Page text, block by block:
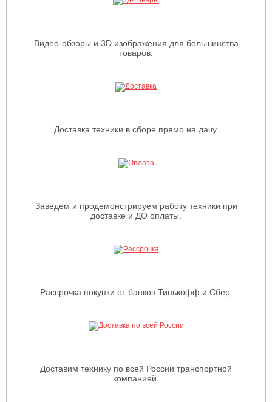
Видео-обзоры и 3D изображения для большинства
товаров.
Доставка техники в сборе прямо на дачу.
Заведем и продемонстрируем работу техники при
доставке и ДО оплаты.
Рассрочка покупки от банков Тинькофф и Сбер.
Доставим технику по всей России транспортной
компанией.